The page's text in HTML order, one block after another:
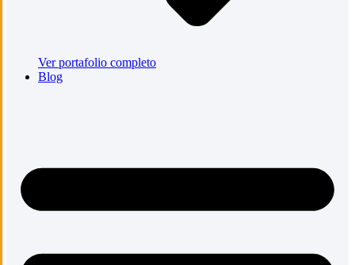
Ver portafolio completo
Blog